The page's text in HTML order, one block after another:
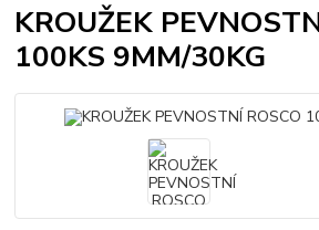
KROUŽEK
100KS 9MM/30KG